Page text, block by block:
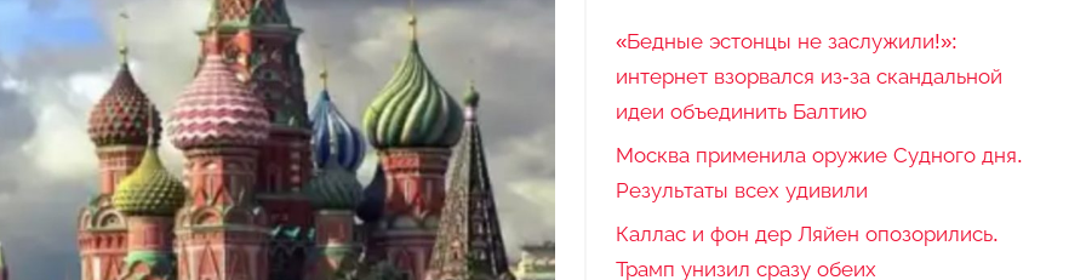
«Бедные эстонцы не заслужили!»:
интернет взорвался из-за скандальной
идеи объединить Балтию
Москва применила оружие Судного дня.
Результаты всех удивили
Каллас и фон дер Ляйен опозорились.
Трамп унизил сразу обеих